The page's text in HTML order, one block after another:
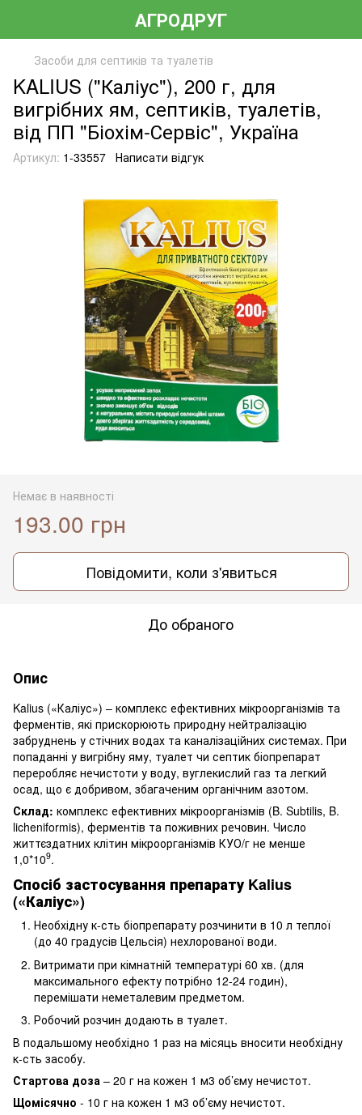
АГРОДРУГ
Засоби для септиків та туалетів
KALIUS ("Каліус"), 200 г, для
вигрібних ям, септиків, туалетів,
від ПП "Біохім-Сервіс", Україна
Артикул: 1-33557 Написати відгук
Немає в наявності
193.00 грн
Повідомити, коли з'явиться
До обраного
Опис
Kalius («Каліус») – комплекс ефективних мікроорганізмів та
ферментів, які прискорюють природну нейтралізацію
забруднень у стічних водах та каналізаційних системах. При
попаданні у вигрібну яму, туалет чи септик біопрепарат
переробляє нечистоти у воду, вуглекислий газ та легкий
осад, що є добривом, збагаченим органічним азотом.
Склад: комплекс ефективних мікроорганізмів (B. Subtilis, B.
licheniformis), ферментів та поживних речовин. Число
життєздатних клітин мікроорганізмів КУО/г не менше
1,0*109.
Спосіб застосування препарату Kalius
(«Каліус»)
Необхідну к-сть біопрепарату розчинити в 10 л теплої
(до 40 градусів Цельсія) нехлорованої води.
Витримати при кімнатній температурі 60 хв. (для
максимального ефекту потрібно 12-24 годин),
перемішати неметалевим предметом.
Робочий розчин додають в туалет.
В подальшому необхідно 1 раз на місяць вносити необхідну
к-сть засобу.
Стартова доза – 20 г на кожен 1 м3 об’єму нечистот.
Щомісячно - 10 г на кожен 1 м3 об’єму нечистот.